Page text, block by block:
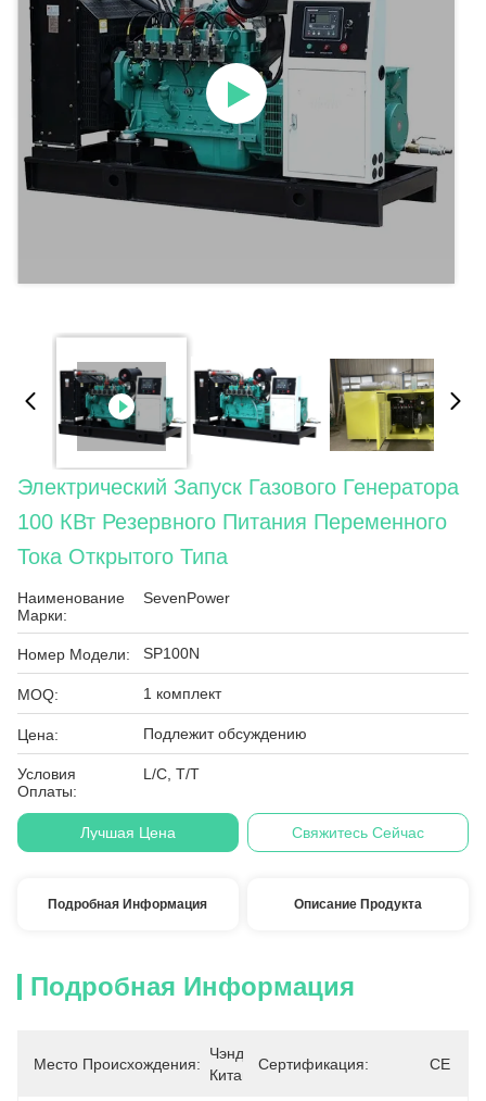
Электрический Запуск Газового Генератора
100 КВт Резервного Питания Переменного
Тока Открытого Типа
Наименование
Марки:
SevenPower
Номер Модели: SP100N
MOQ: 1 комплект
Цена: Подлежит обсуждению
Условия
Оплаты:
L/C, T/T
Лучшая Цена Свяжитесь Сейчас
Подробная Информация Описание Продукта
Подробная Информация
Место Происхождения:
Чэнду,
Китай
Сертификация: CE